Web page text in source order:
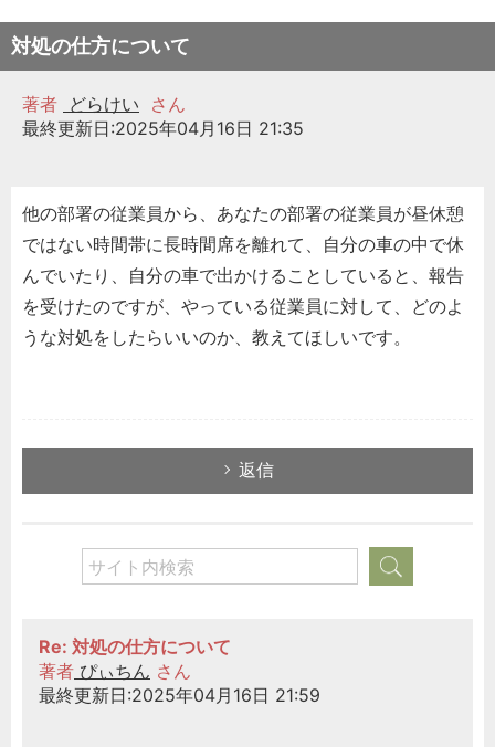
対処の仕方について
著者 どらけい
さん
最終更新日:2025年04月16日 21:35
他の部署の従業員から、あなたの部署の従業員が昼休憩
ではない時間帯に長時間席を離れて、自分の車の中で休
んでいたり、自分の車で出かけることしていると、報告
を受けたのですが、やっている従業員に対して、どのよ
うな対処をしたらいいのか、教えてほしいです。
返信
Re: 対処の仕方について
著者 ぴぃちん さん
最終更新日:2025年04月16日 21:59